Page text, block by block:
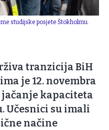
studijske posjete Štokholmu.
tranzicija BiH
je 12. novembra
kapaciteta
Učesnici su imali
načine